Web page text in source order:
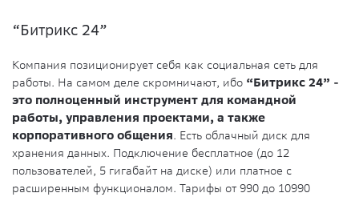
“Битрикс 24”
Компания позиционирует себя как социальная сеть для
работы. На самом деле скромничают, ибо “Битрикс 24” -
это полноценный инструмент для командной
работы, управления проектами, а также
корпоративного общения. Есть облачный диск для
хранения данных. Подключение бесплатное (до 12
пользователей, 5 гигабайт на диске) или платное с
расширенным функционалом. Тарифы от 990 до 10990